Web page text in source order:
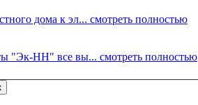
дома к эл... смотреть полностью
"Эк-НН" все вы... смотреть полностью